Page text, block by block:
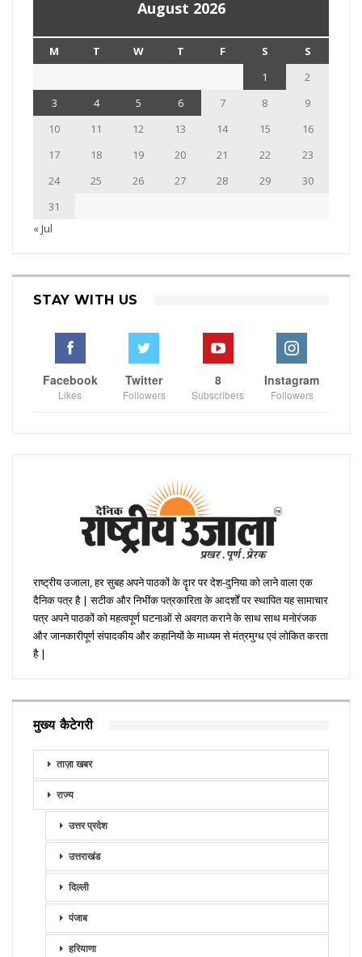
August 2026
M T W T F S
S
1
2
3
4 5 6 7 8
9
10
11 12 13 14 15
16
17
18 19 20 21 22
23
24
25 26 27 28 29
30
31
« Jul
STAY WITH US
Facebook
Likes
Twitter
Followers
8
Subscribers
Instagram
Followers
राष्ट्रीय उजाला, हर सुबह अपने पाठकों के दॄार पर देश-दुनिया को लाने वाला एक
दैनिक पत्र है | सटीक और निभींक पत्रकारिता के आदर्शों पर स्थापित यह सामाचार
पत्र अपने पाठकों को महत्वपूर्ण घटनाओं से अवगत कराने के साथ साथ मनोरंजक
और जानकारीपूर्ण संपादकीय और कहानियों के माध्यम से मंत्रमुग्ध एवं लोकित करता
है |
मुख्य कैटेगरी
ताज़ा खबर
राज्य
उत्तर प्रदेश
उत्तराखंड
दिल्ली
पंजाब
हरियाणा